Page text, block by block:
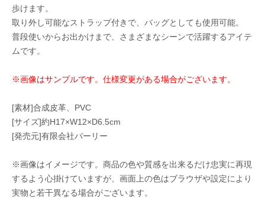
歩けます。
取り外し可能なストラップ付きで、バッグとしても使用可能。
普段使いからお出かけまで、さまざまなシーンで活躍するアイテ
ムです。
※画像はサンプルです。仕様変更がある場合がございます。
[素材]合成皮革、PVC
[サイズ]約H17×W12×D6.5cm
[発売元]有限会社バーリー
※画像はイメージです。商品の色や質感を出来るだけ忠実に再現
するよう心掛けていますが、画面上の色はブラウザや設定により
実物と若干異なる場合がございます。